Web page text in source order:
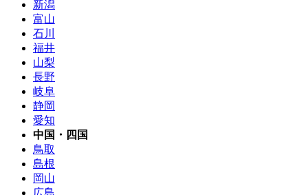
新潟
富山
石川
福井
山梨
長野
岐阜
静岡
愛知
中国・四国
鳥取
島根
岡山
広島